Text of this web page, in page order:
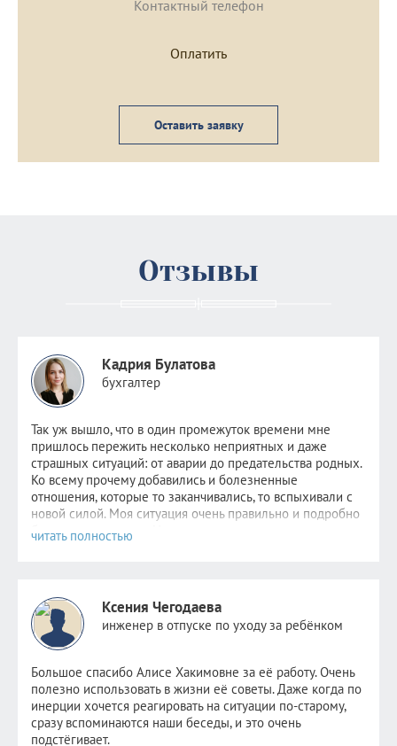
Оставить заявку
Отзывы
Кадрия Булатова
бухгалтер
Так уж вышло, что в один промежуток времени мне
пришлось пережить несколько неприятных и даже
страшных ситуаций: от аварии до предательства родных.
Ко всему прочему добавились и болезненные
отношения, которые то заканчивались, то вспыхивали с
новой силой. Моя ситуация очень правильно и подробно
была описаназдесь
силах, обратилась к Алисе.
После консультаций в голове отложились рекомендации
психолога, старалась следовать всем советам, но сердцу
не прикажешь: по-прежнему было очень больно видеть
новые отношения прежде любимого человека. Но потом
я и сама не заметила как стала снова видеть других
парней. Как открыла ранее заблокированные страницы.
Как мне стало не совсем безразлично, но значительно
легче. Как мне снова стало нравиться держать кого-то
Ксения Чегодаева
инженер в отпуске по уходу за ребёнком
Большое спасибо Алисе Хакимовне за её работу. Очень
полезно использовать в жизни её советы. Даже когда по
инерции хочется реагировать на ситуации по-старому,
сразу вспоминаются наши беседы, и это очень
подстёгивает.